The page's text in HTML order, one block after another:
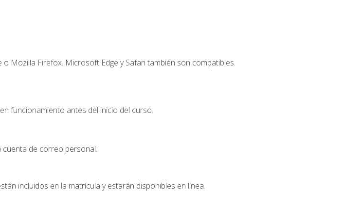
Mozilla Firefox. Microsoft Edge y Safari también son compatibles.
funcionamiento antes del inicio del curso.
de correo personal.
incluidos en la matrícula y estarán disponibles en línea.